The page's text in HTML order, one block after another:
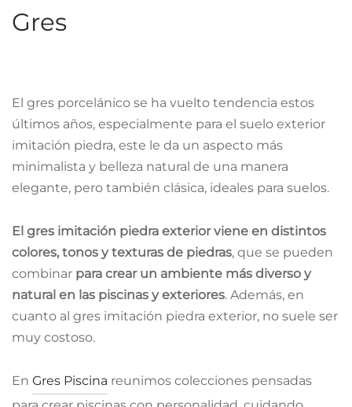
Gres
El gres porcelánico se ha vuelto tendencia estos
últimos años, especialmente para el suelo exterior
imitación piedra, este le da un aspecto más
minimalista y belleza natural de una manera
elegante, pero también clásica, ideales para suelos.
El gres imitación piedra exterior viene en distintos
colores, tonos y texturas de piedras, que se pueden
combinar para crear un ambiente más diverso y
natural en las piscinas y exteriores. Además, en
cuanto al gres imitación piedra exterior, no suele ser
muy costoso.
En Gres Piscina reunimos colecciones pensadas